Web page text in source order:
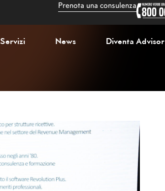
Prenota una consulenza
Servizi News Diventa Advisor